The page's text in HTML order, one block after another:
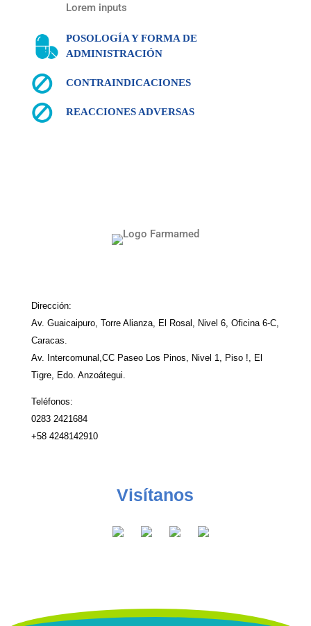
Lorem inputs
POSOLOGÍA Y FORMA DE
ADMINISTRACIÓN
CONTRAINDICACIONES
REACCIONES ADVERSAS
Dirección:
Av. Guaicaipuro, Torre Alianza, El Rosal, Nivel 6, Oficina 6-C,
Caracas.
Av. Intercomunal,CC Paseo Los Pinos, Nivel 1, Piso !, El
Tigre, Edo. Anzoátegui.
Teléfonos:
0283 2421684
+58 4248142910
Visítanos